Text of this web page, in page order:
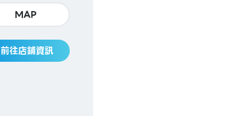
MAP
前往店鋪資訊